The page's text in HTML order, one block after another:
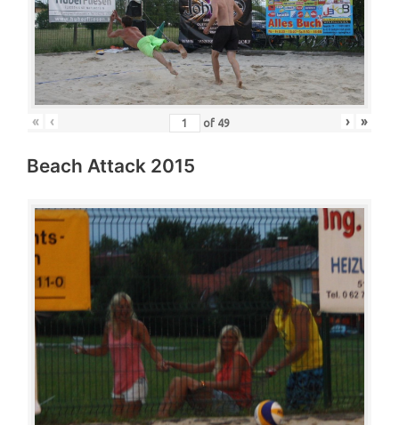
« ‹ of 49 › »
Beach Attack 2015